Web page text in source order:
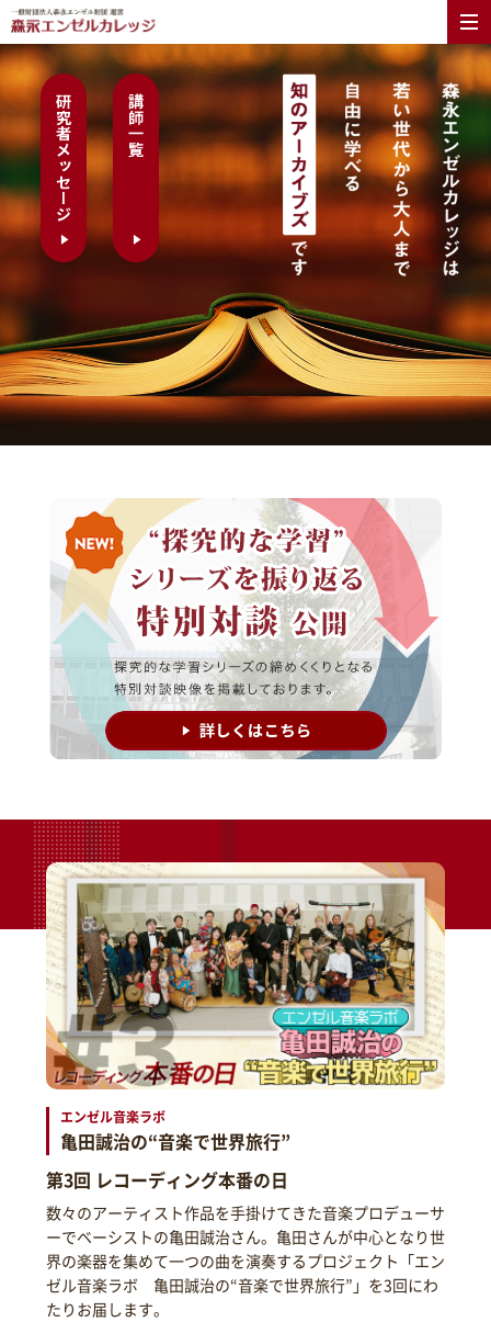
エンゼル音楽ラボ
亀田誠治の“音楽で世界旅行”
第3回 レコーディング本番の日
数々のアーティスト作品を手掛けてきた音楽プロデューサ
ーでベーシストの亀田誠治さん。亀田さんが中心となり世
界の楽器を集めて一つの曲を演奏するプロジェクト「エン
ゼル音楽ラボ 亀田誠治の“音楽で世界旅行”」を3回にわ
たりお届します。